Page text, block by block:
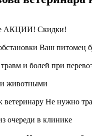
АКЦИИ! Скидки!
Ваш питомец
и болей при
животными
ветеринару Не нужно
очереди в клинике